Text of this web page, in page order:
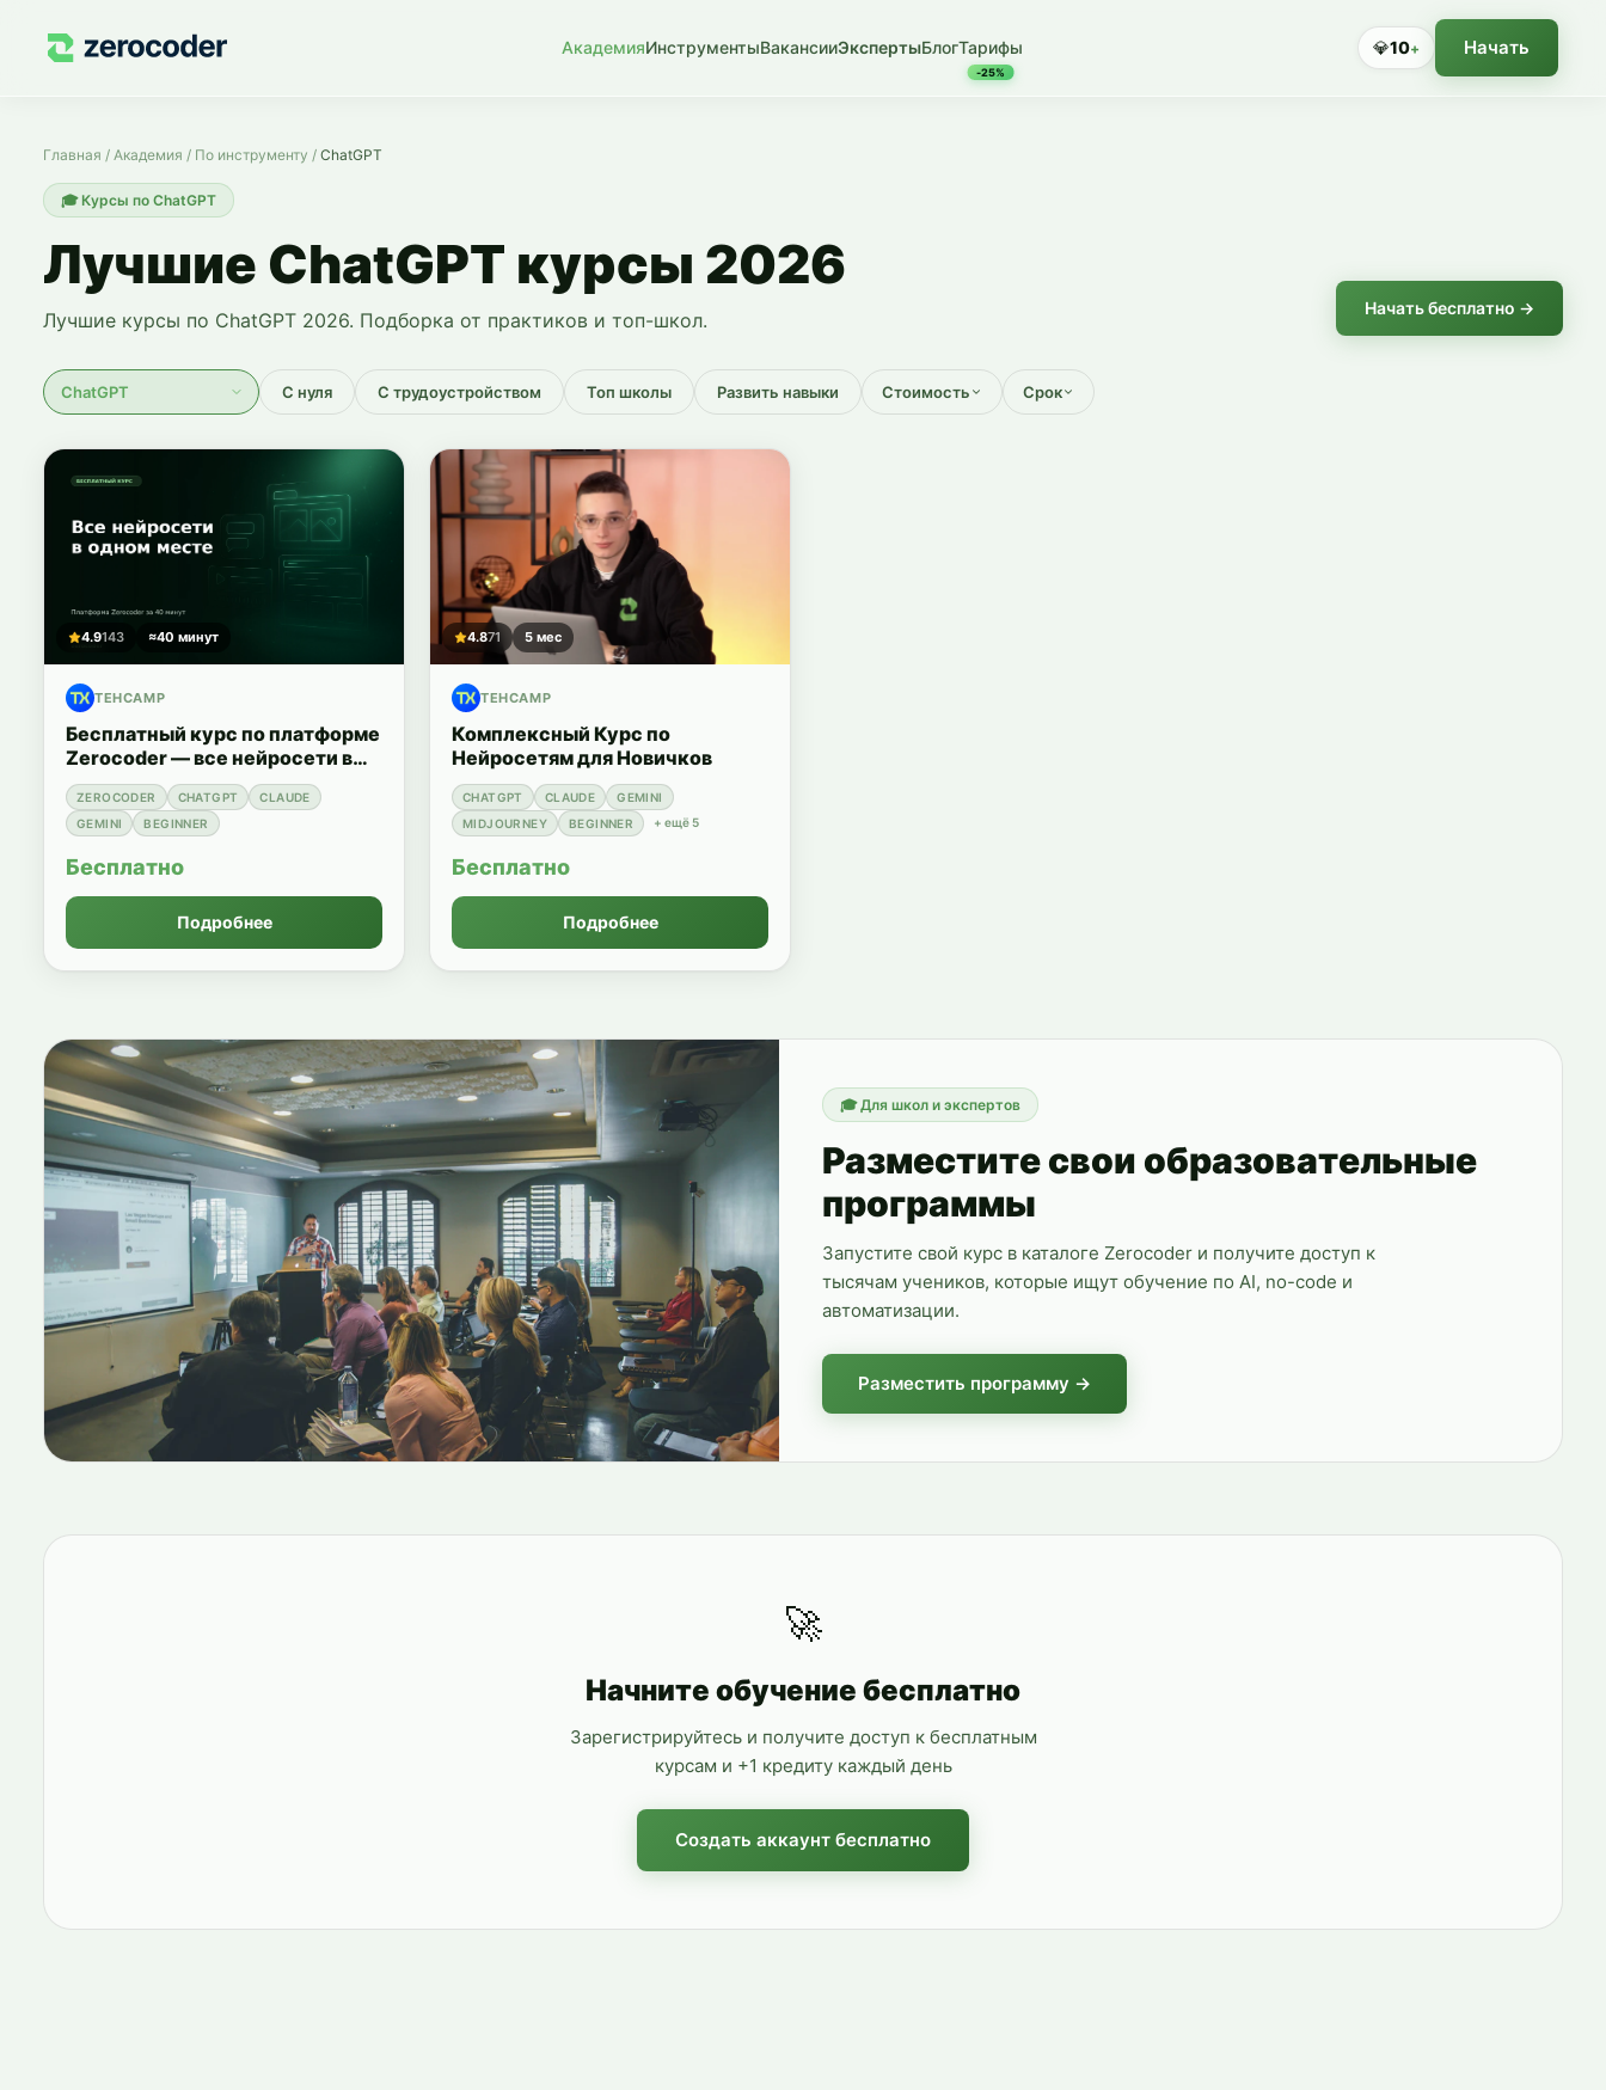
АкадемияИнструментыВакансииЭкспертыБлогТарифы
-25%
💎10+ Начать
Главная / Академия / По инструменту / ChatGPT
🎓 Курсы по ChatGPT
Лучшие ChatGPT курсы 2026
Лучшие курсы по ChatGPT 2026. Подборка от практиков и топ-школ.
Начать бесплатно →
С нуля С трудоустройством Топ школы Развить навыки Стоимость Срок
4.9143 ≈40 минут
TEHCAMP
Бесплатный курс по платформе
Zerocoder — все нейросети в
одном месте
ZEROCODER CHATGPT
CLAUDE
GEMINI
BEGINNER
Бесплатно
Подробнее
4.871 5 мес
TEHCAMP
Комплексный Курс по
Нейросетям для Новичков
CHATGPT CLAUDE
GEMINI
MIDJOURNEY
BEGINNER +ещё5
Бесплатно
Подробнее
🎓Для школ и экспертов
Разместите свои образовательные
программы
Запустите свой курс в каталоге Zerocoder и получите доступ к
тысячам учеников, которые ищут обучение по AI, no-code и
автоматизации.
Разместить программу →
🚀
Начните обучение бесплатно
Зарегистрируйтесь и получите доступ к бесплатным
курсам и +1 кредиту каждый день
Создать аккаунт бесплатно